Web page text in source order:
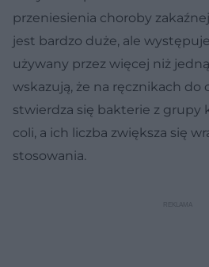
przeniesienia choroby
jest bardzo duże, ale
używany przez więcej niż
wskazują, że na ręcznikach do
stwierdza się bakterie z grupy
coli, a ich liczba zwiększa się
stosowania.